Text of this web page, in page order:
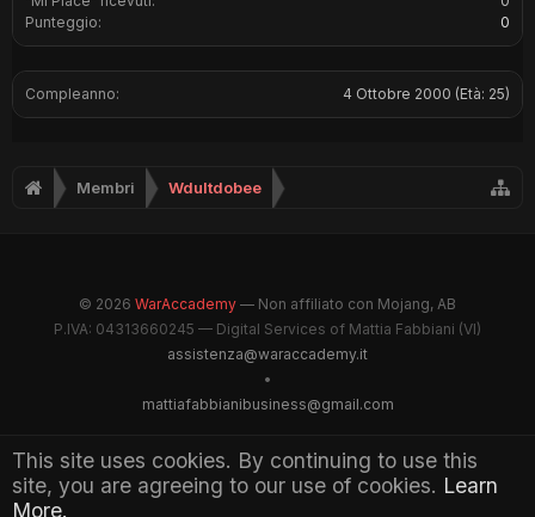
This site uses cookies. By continuing to use this
site, you are agreeing to our use of cookies. Learn
More.
Punteggio:
0
Compleanno: 4 Ottobre 2000 (Età: 25)
Membri Wdultdobee
© 2026 WarAccademy — Non affiliato con Mojang, AB
P.IVA: 04313660245 — Digital Services of Mattia Fabbiani (VI)
assistenza@waraccademy.it
•
mattiafabbianibusiness@gmail.com
@GhostFabbyz
Maintained by WarAccademy Administrators